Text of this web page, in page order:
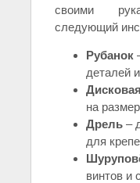
своими
следующий
Рубанок
деталей
на
Дрель –
для
винтов и